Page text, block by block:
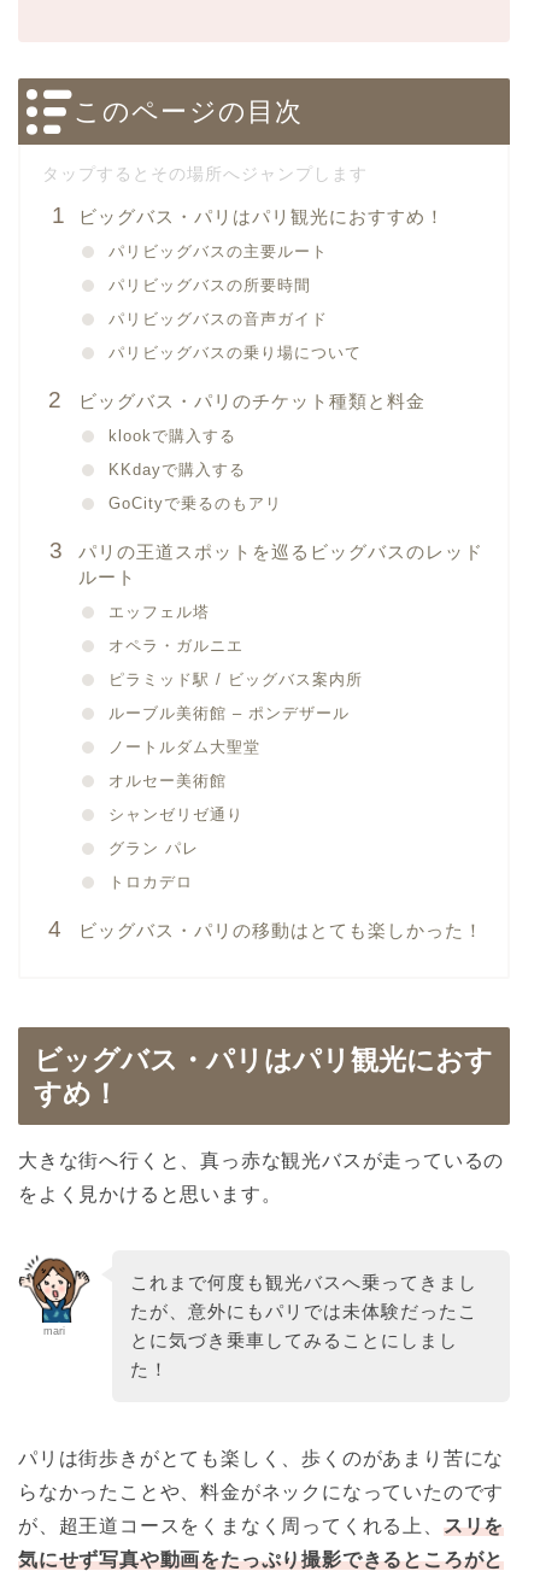
このページの目次
ビッグバス・パリはパリ観光におすすめ！
パリビッグバスの主要ルート
パリビッグバスの所要時間
パリビッグバスの音声ガイド
パリビッグバスの乗り場について
ビッグバス・パリのチケット種類と料金
klookで購入する
KKdayで購入する
GoCityで乗るのもアリ
パリの王道スポットを巡るビッグバスのレッド
ルート
エッフェル塔
オペラ・ガルニエ
ピラミッド駅 / ビッグバス案内所
ルーブル美術館 – ポンデザール
ノートルダム大聖堂
オルセー美術館
シャンゼリゼ通り
グラン パレ
トロカデロ
ビッグバス・パリの移動はとても楽しかった！
ビッグバス・パリはパリ観光におす
すめ！
大きな街へ行くと、真っ赤な観光バスが走っているの
をよく見かけると思います。
mari
これまで何度も観光バスへ乗ってきまし
たが、意外にもパリでは未体験だったこ
とに気づき乗車してみることにしまし
た！
パリは街歩きがとても楽しく、歩くのがあまり苦にな
らなかったことや、料金がネックになっていたのです
が、超王道コースをくまなく周ってくれる上、 スリを
気にせず写真や動画をたっぷり撮影できるところがと